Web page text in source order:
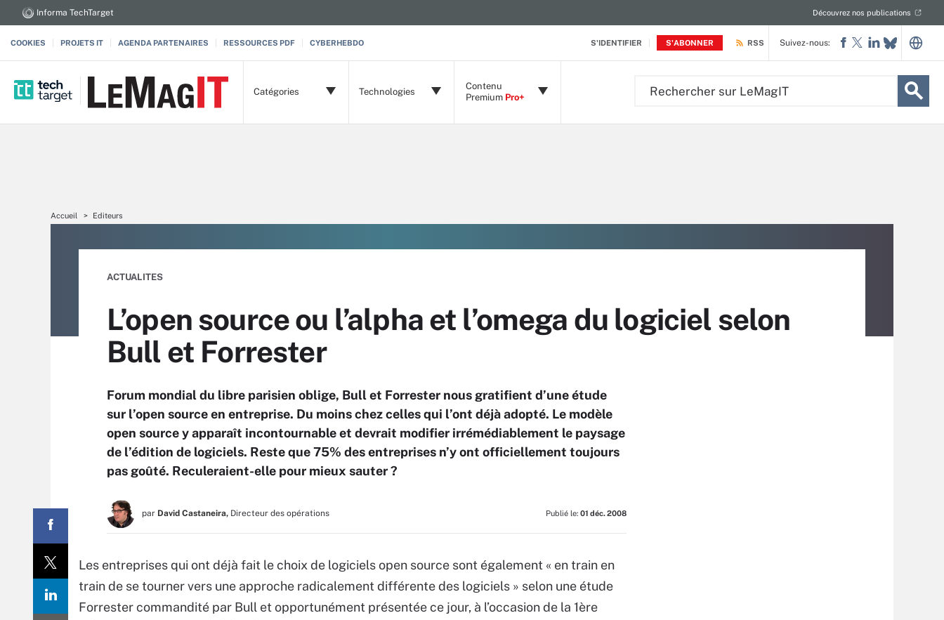
S'IDENTIFIER S'ABONNER
Informa TechTarget Découvrez nos publications
COOKIES PROJETS IT AGENDA PARTENAIRES RESSOURCES PDF CYBERHEBDO RSS
Catégories Technologies
Contenu
Premium Pro+
Suivez-nous:
Accueil Editeurs
ACTUALITES
L’open source ou l’alpha et l’omega du logiciel selon
Bull et Forrester
Forum mondial du libre parisien oblige, Bull et Forrester nous gratifient d’une étude
sur l’open source en entreprise. Du moins chez celles qui l’ont déjà adopté. Le modèle
open source y apparaît incontournable et devrait modifier irrémédiablement le paysage
de l’édition de logiciels. Reste que 75% des entreprises n’y ont officiellement toujours
pas goûté. Reculeraient-elle pour mieux sauter ?
par David Castaneira, Directeur des opérations Publié le: 01 déc. 2008
Les entreprises qui ont déjà fait le choix de logiciels open source sont également « en train en
train de se tourner vers une approche radicalement différente des logiciels » selon une étude
Forrester commandité par Bull et opportunément présentée ce jour, à l’occasion de la 1ère